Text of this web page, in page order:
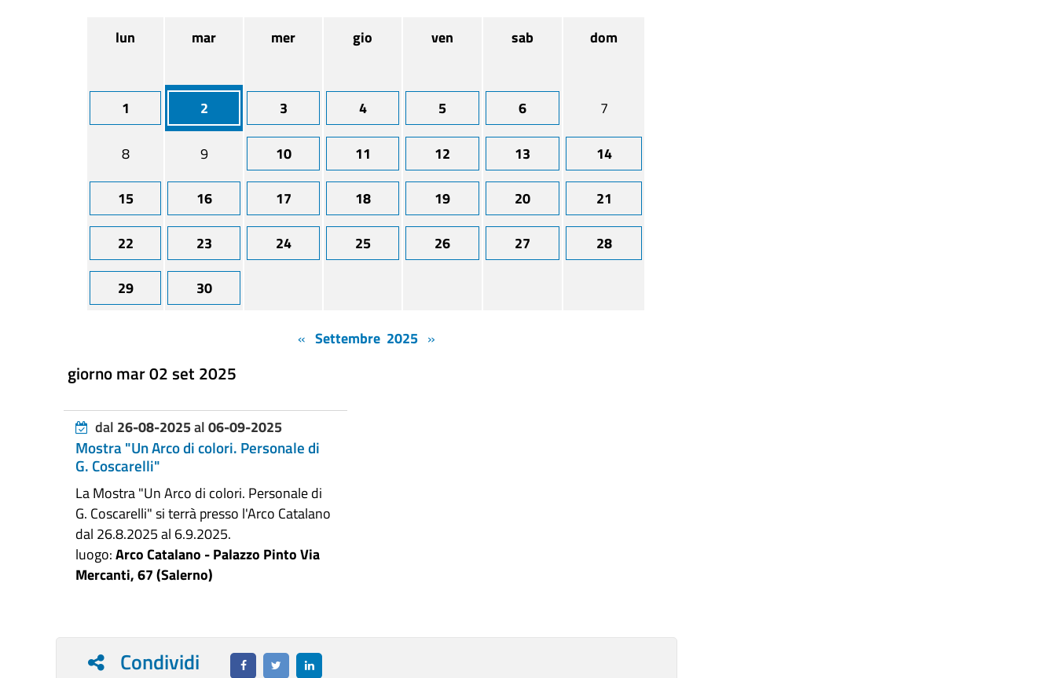
lun mar mer gio ven sab dom
1 2 3 4 5 6 7
8 9 10 11 12 13 14
15 16 17 18 19 20 21
22 23 24 25 26 27 28
29 30
« Settembre 2025 »
giorno mar 02 set 2025
dal 26-08-2025al06-09-2025
Mostra "Un Arco di colori. Personale di
G. Coscarelli"
La Mostra "Un Arco di colori. Personale di
G. Coscarelli" si terrà presso l'Arco Catalano
dal 26.8.2025 al 6.9.2025.
luogo:Arco Catalano - Palazzo Pinto Via
Mercanti, 67 (Salerno)
Condividi